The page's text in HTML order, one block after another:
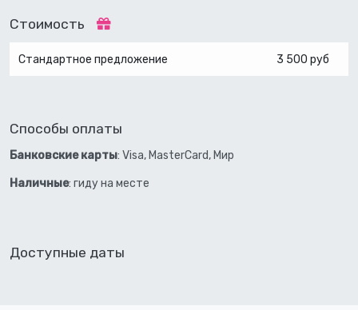
Стоимость
Стандартное предложение 3 500 руб
Способы оплаты
Банковские карты: Visa, MasterCard, Мир
Наличные: гиду на месте
Доступные даты